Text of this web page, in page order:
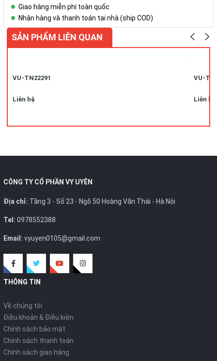
Giao hàng miễn phí toàn quốc
Nhận hàng và thanh toán tại nhà (ship COD)
SẢN PHẨM LIÊN QUAN
VU-TN22291
Liên hệ
VU-
Liên hệ
CÔNG TY CỔ PHẦN VY UYÊN
Địa chỉ: Tầng 3 - Số 23 - Ngõ 50 Hoàng Văn Thái - Hà Nội
Tel: 0978552388
Email: vyuyen0105@gmail.com
THÔNG TIN
Về chúng tôi
Điều khoản & Điều kiện
Chính sách bảo mật
Chính sách thanh toán
Chính sách giao hàng